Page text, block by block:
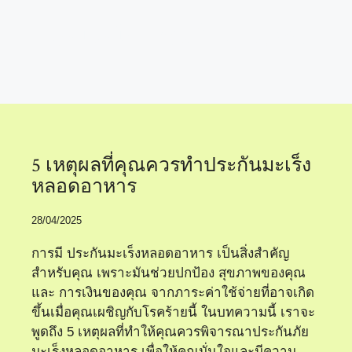
5 เหตุผลที่คุณควรทำประกันมะเร็ง
หลอดอาหาร
28/04/2025
การมี ประกันมะเร็งหลอดอาหาร เป็นสิ่งสำคัญ
สำหรับคุณ เพราะมันช่วยปกป้อง สุขภาพของคุณ
และ การเงินของคุณ จากภาระค่าใช้จ่ายที่อาจเกิด
ขึ้นเมื่อคุณเผชิญกับโรคร้ายนี้ ในบทความนี้ เราจะ
พูดถึง 5 เหตุผลที่ทำให้คุณควรพิจารณาประกันภัย